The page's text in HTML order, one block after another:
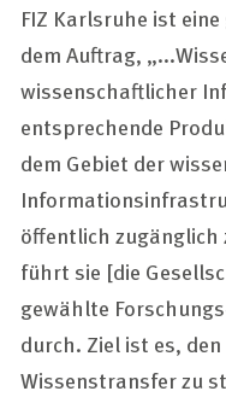
FIZ Karlsruhe ist
dem Auftrag,
wissenschaftlicher
entsprechende
dem Gebiet der
öffentlich zugänglich
führt sie [die
gewählte
durch. Ziel ist es,
Wissenstransfer zu